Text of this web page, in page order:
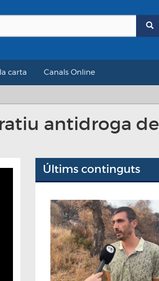
carta Canals Online
antidroga de
Últims continguts